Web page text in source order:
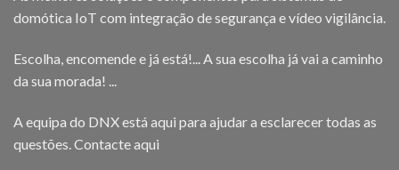
domótica IoT com integração de segurança e vídeo vigilância.
Escolha, encomende e já está!... A sua escolha já vai a caminho
da sua morada! ...
A equipa do DNX está aqui para ajudar a esclarecer todas as
questões.Contacte aqui